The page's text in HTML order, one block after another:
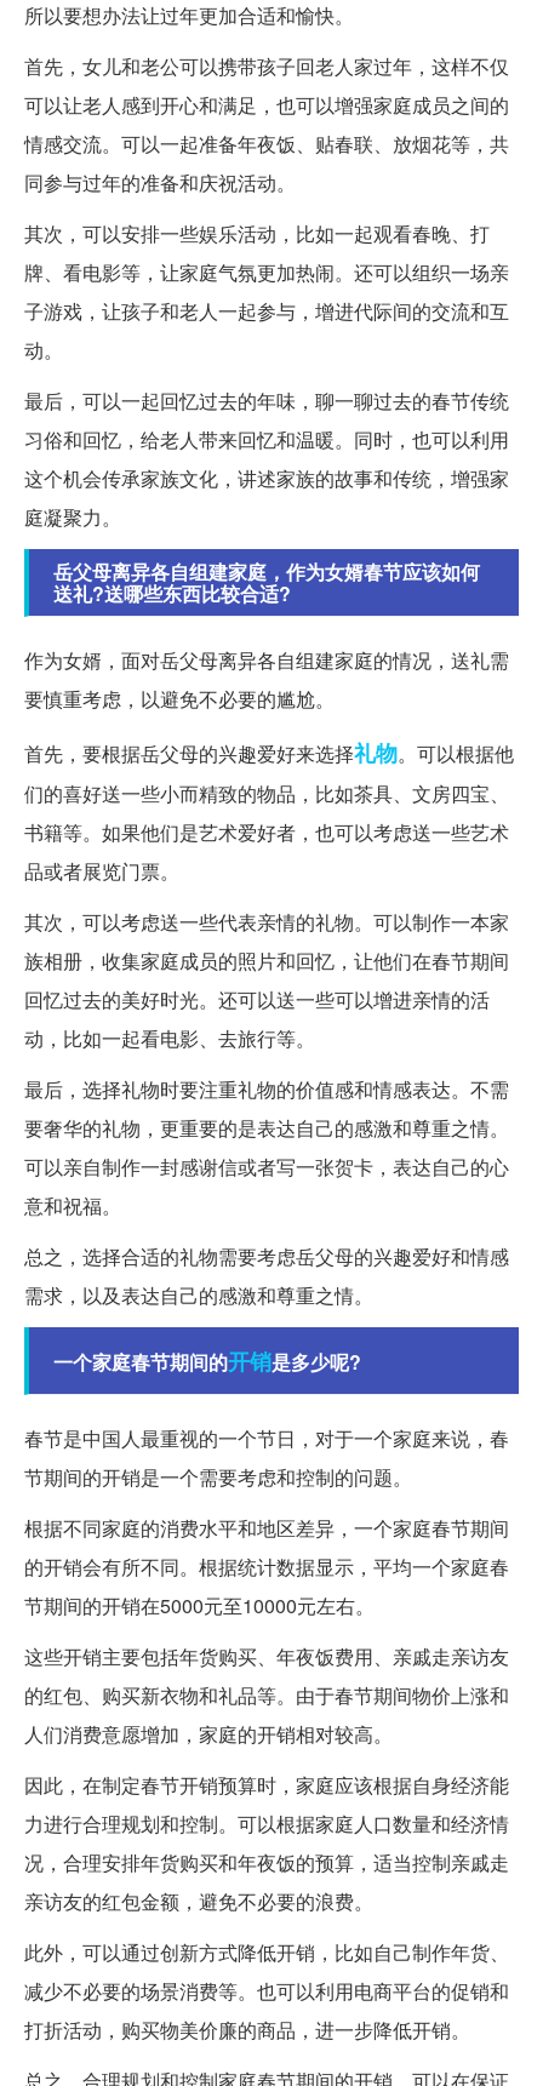
所以要想办法让过年更加合适和愉快。
首先，女儿和老公可以携带孩子回老人家过年，这样不仅
可以让老人感到开心和满足，也可以增强家庭成员之间的
情感交流。可以一起准备年夜饭、贴春联、放烟花等，共
同参与过年的准备和庆祝活动。
其次，可以安排一些娱乐活动，比如一起观看春晚、打
牌、看电影等，让家庭气氛更加热闹。还可以组织一场亲
子游戏，让孩子和老人一起参与，增进代际间的交流和互
动。
最后，可以一起回忆过去的年味，聊一聊过去的春节传统
习俗和回忆，给老人带来回忆和温暖。同时，也可以利用
这个机会传承家族文化，讲述家族的故事和传统，增强家
庭凝聚力。
岳父母离异各自组建家庭，作为女婿春节应该如何
送礼?送哪些东西比较合适?
作为女婿，面对岳父母离异各自组建家庭的情况，送礼需
要慎重考虑，以避免不必要的尴尬。
首先，要根据岳父母的兴趣爱好来选择礼物。可以根据他
们的喜好送一些小而精致的物品，比如茶具、文房四宝、
书籍等。如果他们是艺术爱好者，也可以考虑送一些艺术
品或者展览门票。
其次，可以考虑送一些代表亲情的礼物。可以制作一本家
族相册，收集家庭成员的照片和回忆，让他们在春节期间
回忆过去的美好时光。还可以送一些可以增进亲情的活
动，比如一起看电影、去旅行等。
最后，选择礼物时要注重礼物的价值感和情感表达。不需
要奢华的礼物，更重要的是表达自己的感激和尊重之情。
可以亲自制作一封感谢信或者写一张贺卡，表达自己的心
意和祝福。
总之，选择合适的礼物需要考虑岳父母的兴趣爱好和情感
需求，以及表达自己的感激和尊重之情。
一个家庭春节期间的开销是多少呢?
春节是中国人最重视的一个节日，对于一个家庭来说，春
节期间的开销是一个需要考虑和控制的问题。
根据不同家庭的消费水平和地区差异，一个家庭春节期间
的开销会有所不同。根据统计数据显示，平均一个家庭春
节期间的开销在5000元至10000元左右。
这些开销主要包括年货购买、年夜饭费用、亲戚走亲访友
的红包、购买新衣物和礼品等。由于春节期间物价上涨和
人们消费意愿增加，家庭的开销相对较高。
因此，在制定春节开销预算时，家庭应该根据自身经济能
力进行合理规划和控制。可以根据家庭人口数量和经济情
况，合理安排年货购买和年夜饭的预算，适当控制亲戚走
亲访友的红包金额，避免不必要的浪费。
此外，可以通过创新方式降低开销，比如自己制作年货、
减少不必要的场景消费等。也可以利用电商平台的促销和
打折活动，购买物美价廉的商品，进一步降低开销。